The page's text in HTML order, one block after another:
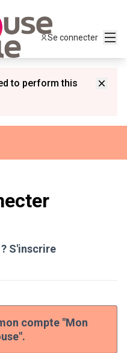
Se connecter
to perform this
S'inscrire
compte "Mon